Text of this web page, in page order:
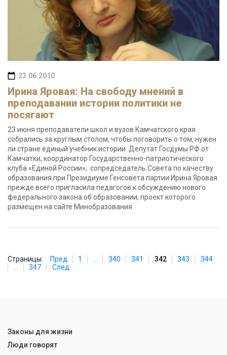
23.06.2010
Ирина Яровая: На свободу мнений в
преподавании истории политики не
посягают
23 июня преподаватели школ и вузов Камчатского края
собрались за круглым столом, чтобы поговорить о том, нужен
ли стране единый учебник истории. Депутат Госдумы РФ от
Камчатки, координатор Государственно-патриотического
клуба «Единой России», сопредседатель Совета по качеству
образования при Президиуме Генсовета партии Ирина Яровая
прежде всего пригласила педагогов к обсуждению нового
федерального закона об образовании, проект которого
размещен на сайте Минобразования
Страницы: Пред. 1 340 341 342 343
344
347 След.
Законы для жизни
Люди говорят